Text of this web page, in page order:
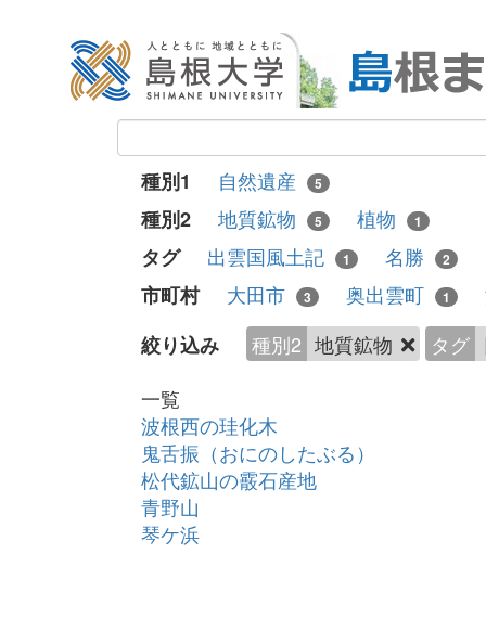
種別1 自然遺産 5
種別2 地質鉱物 5 植物 1
タグ 出雲国風土記 1 名勝 2
市町村
大田市 3 奥出雲町 1
絞り込み
種別2 地質鉱物 タグ
一覧
波根西の珪化木
鬼舌振（おにのしたぶる）
松代鉱山の霰石産地
青野山
琴ケ浜